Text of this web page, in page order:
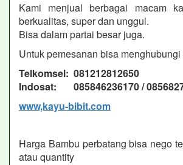
Kami menjual berbagai macam
berkualitas, super dan unggul.
Bisa dalam partai besar juga.
Untuk pemesanan bisa
Telkomsel: 081212812650
Indosat: 085846236170 /
www,kayu-bibit.com
Harga Bambu perbatang bisa nego
atau quantity